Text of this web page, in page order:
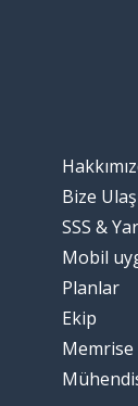
Bize
SSS &
Mobil
Planlar
Ekip